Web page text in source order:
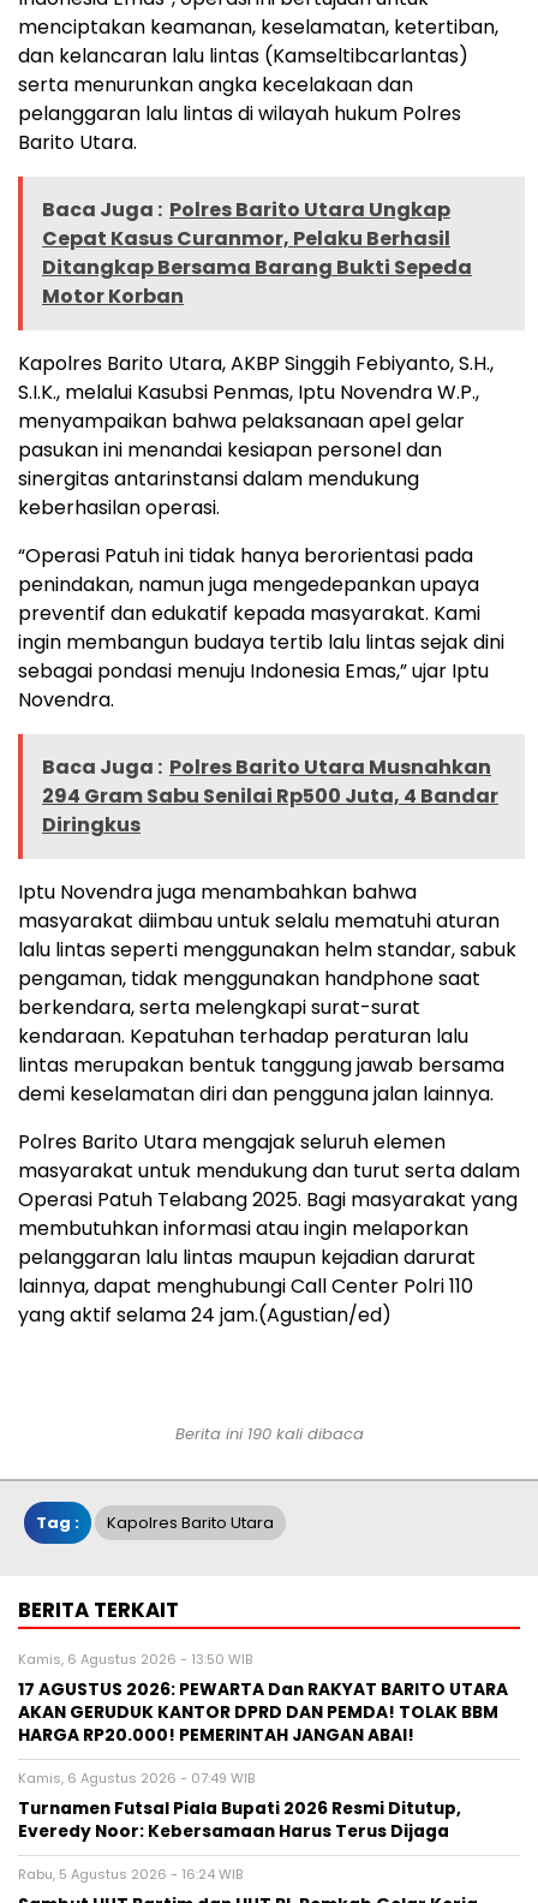
menciptakan keamanan, keselamatan, ketertiban,
dan kelancaran lalu lintas (Kamseltibcarlantas)
serta menurunkan angka kecelakaan dan
pelanggaran lalu lintas di wilayah hukum Polres
Barito Utara.
Baca Juga : Polres Barito Utara Ungkap
Cepat Kasus Curanmor, Pelaku Berhasil
Ditangkap Bersama Barang Bukti Sepeda
Motor Korban
Kapolres Barito Utara, AKBP Singgih Febiyanto, S.H.,
S.I.K., melalui Kasubsi Penmas, Iptu Novendra W.P.,
menyampaikan bahwa pelaksanaan apel gelar
pasukan ini menandai kesiapan personel dan
sinergitas antarinstansi dalam mendukung
keberhasilan operasi.
“Operasi Patuh ini tidak hanya berorientasi pada
penindakan, namun juga mengedepankan upaya
preventif dan edukatif kepada masyarakat. Kami
ingin membangun budaya tertib lalu lintas sejak dini
sebagai pondasi menuju Indonesia Emas,” ujar Iptu
Novendra.
Baca Juga : Polres Barito Utara Musnahkan
294 Gram Sabu Senilai Rp500 Juta, 4 Bandar
Diringkus
Iptu Novendra juga menambahkan bahwa
masyarakat diimbau untuk selalu mematuhi aturan
lalu lintas seperti menggunakan helm standar, sabuk
pengaman, tidak menggunakan handphone saat
berkendara, serta melengkapi surat-surat
kendaraan. Kepatuhan terhadap peraturan lalu
lintas merupakan bentuk tanggung jawab bersama
demi keselamatan diri dan pengguna jalan lainnya.
Polres Barito Utara mengajak seluruh elemen
masyarakat untuk mendukung dan turut serta dalam
Operasi Patuh Telabang 2025. Bagi masyarakat yang
membutuhkan informasi atau ingin melaporkan
pelanggaran lalu lintas maupun kejadian darurat
lainnya, dapat menghubungi Call Center Polri 110
yang aktif selama 24 jam.(Agustian/ed)
Berita ini 190 kali dibaca
Tag : Kapolres Barito Utara
BERITA TERKAIT
Kamis, 6 Agustus 2026 - 13:50 WIB
17 AGUSTUS 2026: PEWARTA Dan RAKYAT BARITO UTARA
AKAN GERUDUK KANTOR DPRD DAN PEMDA! TOLAK BBM
HARGA RP20.000! PEMERINTAH JANGAN ABAI!
Kamis, 6 Agustus 2026 - 07:49 WIB
Turnamen Futsal Piala Bupati 2026 Resmi Ditutup,
Everedy Noor: Kebersamaan Harus Terus Dijaga
Rabu, 5 Agustus 2026 - 16:24 WIB